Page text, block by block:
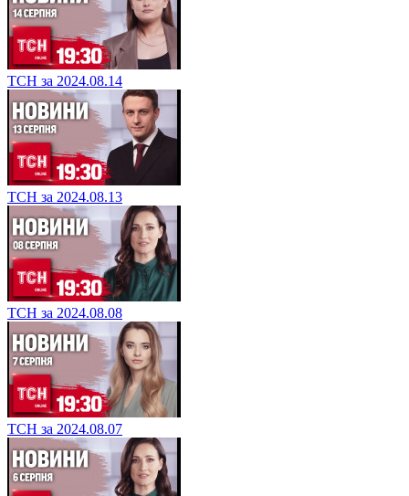
ТСН за 2024.08.14
ТСН за 2024.08.13
ТСН за 2024.08.08
ТСН за 2024.08.07